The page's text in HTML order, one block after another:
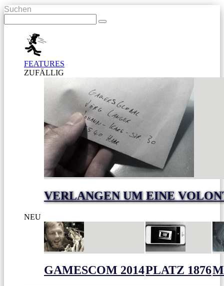
Suchen
FEATURES
ZUFÄLLIG
VERLANGEN UM EINE
NEU
GAMESCOM 2014PLATZ 1876